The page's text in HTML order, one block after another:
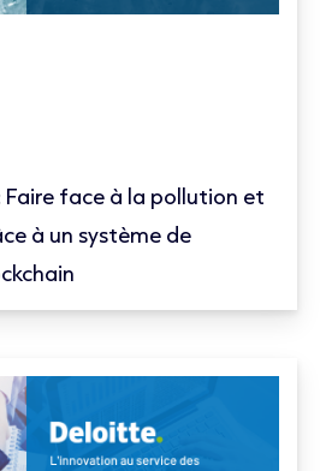
Faire face à la pollution et
à un système de